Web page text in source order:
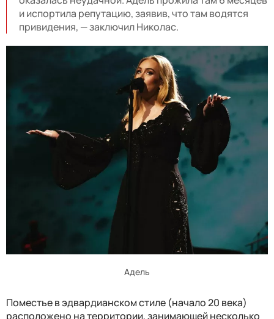
и испортила репутацию, заявив, что там водятся
привидения, — заключил Николас.
Адель
Поместье в эдвардианском стиле (начало 20 века)
расположено на территории, занимающей несколько